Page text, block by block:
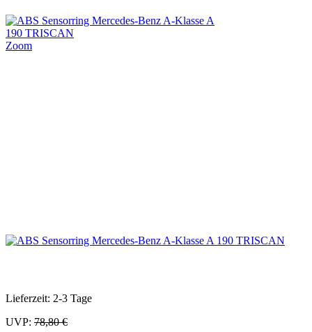
Zoom
Lieferzeit: 2-3 Tage
UVP: 78,80 €